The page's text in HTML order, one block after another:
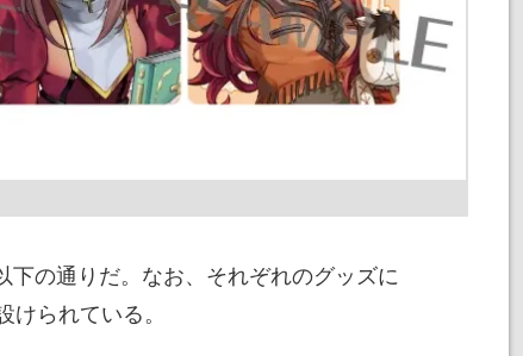
下の通りだ。なお、それぞれのグッズに
られている。